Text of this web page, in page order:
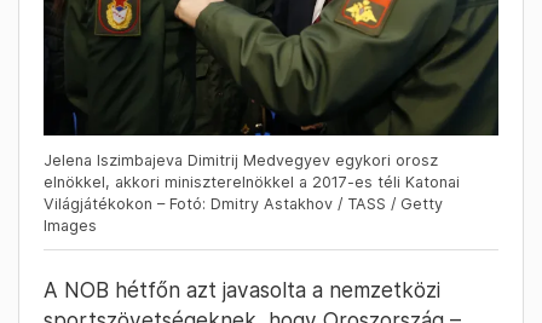
alkotmányának újraírásában, erre maga
Vlagyimir Putyin elnök kérte fel.